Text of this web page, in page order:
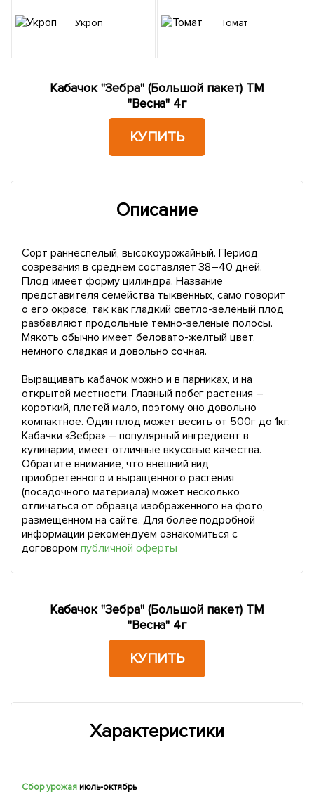
Укроп Томат
Кабачок "Зебра" (Большой пакет) ТМ
"Весна" 4г
КУПИТЬ
Описание
Сорт раннеспелый, высокоурожайный. Период
созревания в среднем составляет 38–40 дней.
Плод имеет форму цилиндра. Название
представителя семейства тыквенных, само говорит
о его окрасе, так как гладкий светло-зеленый плод
разбавляют продольные темно-зеленые полосы.
Мякоть обычно имеет беловато-желтый цвет,
немного сладкая и довольно сочная.
Выращивать кабачок можно и в парниках, и на
открытой местности. Главный побег растения –
короткий, плетей мало, поэтому оно довольно
компактное. Один плод может весить от 500г до 1кг.
Кабачки «Зебра» – популярный ингредиент в
кулинарии, имеет отличные вкусовые качества.
Обратите внимание, что внешний вид
приобретенного и выращенного растения
(посадочного материала) может несколько
отличаться от образца изображенного на фото,
размещенном на сайте. Для более подробной
информации рекомендуем ознакомиться с
договором публичной оферты
Кабачок "Зебра" (Большой пакет) ТМ
"Весна" 4г
КУПИТЬ
Характеристики
Сбор урожаяиюль-октябрь